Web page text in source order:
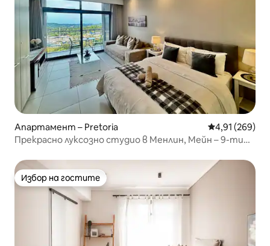
Апартамент – Pretoria Средна
4,91 (269)
Прекрасно луксозно студио в Менлин, Мейн – 9-ти
Избор на гостите
Избор на гостите